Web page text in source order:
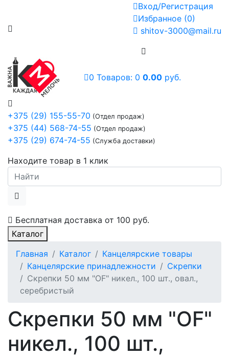
Вход/Регистрация
Избранное (0)
shitov-3000@mail.ru
+375 (29) 155-55-70 (Отдел продаж)
+375 (44) 568-74-55 (Отдел продаж)
+375 (29) 674-74-55 (Служба доставки)
Находите товар в 1 клик
Бесплатная доставка от 100 руб.
0 Товаров: 0 0.00 руб.
Каталог
Главная
Каталог
Канцелярские товары
Канцелярские принадлежности
Скрепки
Скрепки 50 мм "OF" никел., 100 шт., овал.,
серебристый
Скрепки 50 мм "OF"
никел., 100 шт.,